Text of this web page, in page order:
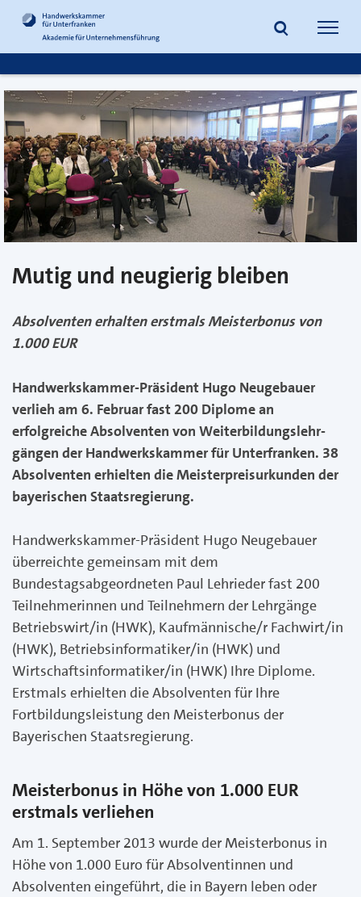
Inhalt
springen
Fußzeile
springen
Suche
Mutig und neugierig bleiben
Absolventen erhalten erstmals Meisterbonus von
1.000 EUR
Handwerkskammer-Präsident Hugo Neugebauer
verlieh am 6. Februar fast 200 Diplome an
erfolgreiche Absolventen von Weiterbildungslehr-
gängen der Handwerkskammer für Unterfranken. 38
Absolventen erhielten die Meisterpreisurkunden der
bayerischen Staatsregierung.
Handwerkskammer-Präsident Hugo Neugebauer
überreichte gemeinsam mit dem
Bundestagsabgeordneten Paul Lehrieder fast 200
Teilnehmerinnen und Teilnehmern der Lehrgänge
Betriebswirt/in (HWK), Kaufmännische/r Fachwirt/in
(HWK), Betriebsinformatiker/in (HWK) und
Wirtschaftsinformatiker/in (HWK) Ihre Diplome.
Erstmals erhielten die Absolventen für Ihre
Fortbildungsleistung den Meisterbonus der
Bayerischen Staatsregierung.
Meisterbonus in Höhe von 1.000 EUR
erstmals verliehen
Am 1. September 2013 wurde der Meisterbonus in
Höhe von 1.000 Euro für Absolventinnen und
Absolventen eingeführt, die in Bayern leben oder